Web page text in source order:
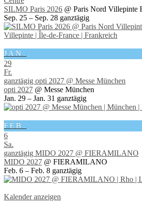
SILMO Paris 2026 @ Paris Nord Villepinte
Sep. 25 – Sep. 28 ganztägig
JAN.
29
Fr.
ganztägig opti 2027 @ Messe München
opti 2027 @ Messe München
Jan. 29 – Jan. 31 ganztägig
FEB.
6
Sa.
ganztägig MIDO 2027 @ FIERAMILANO
MIDO 2027 @ FIERAMILANO
Feb. 6 – Feb. 8 ganztägig
Kalender anzeigen